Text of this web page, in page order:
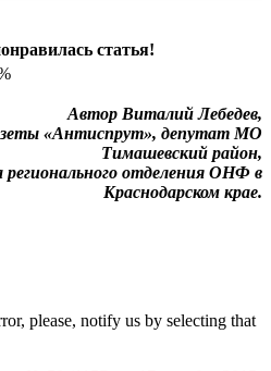
статья!
Автор Виталий Лебедев,
«Антиспрут», депутат МО
Тимашевский район,
отделения ОНФ в
Краснодарском крае.
please, notify us by selecting that